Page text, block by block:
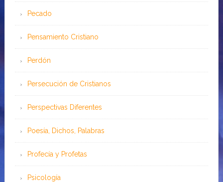
Pecado
Pensamiento Cristiano
Perdón
Persecución de Cristianos
Perspectivas Diferentes
Poesía, Dichos, Palabras
Profecía y Profetas
Psicología